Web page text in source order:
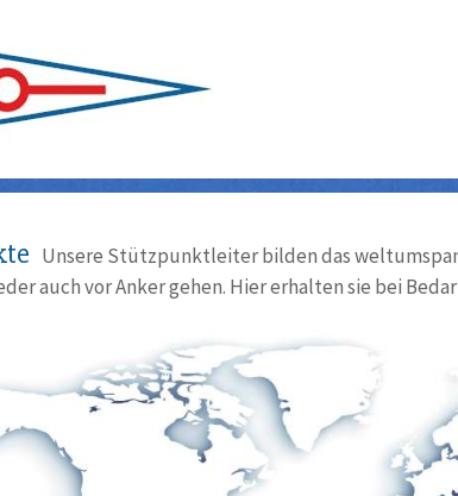
Unsere Stützpunktleiter bilden das
auch vor Anker gehen. Hier erhalten sie bei